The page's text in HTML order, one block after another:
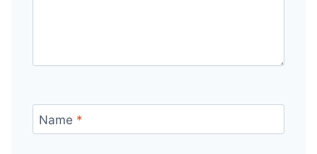
Name *